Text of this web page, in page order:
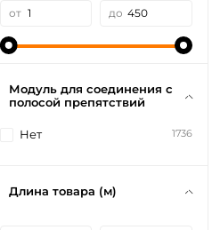
от до
Модуль для соединения с
полосой препятствий
Нет 1736
Длина товара (м)